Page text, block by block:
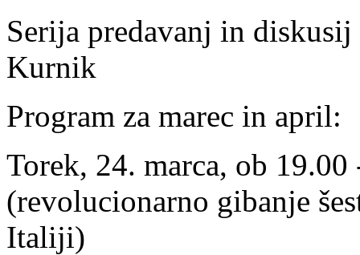
Serija predavanj in
Kurnik
Program za marec in april:
Torek, 24. marca, ob
(revolucionarno gibanje
Italiji)